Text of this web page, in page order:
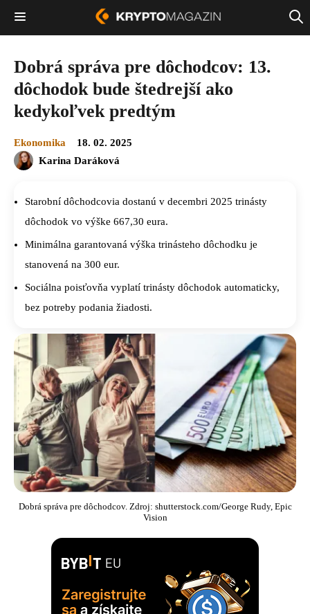
Dobrá správa pre dôchodcov: 13.
dôchodok bude štedrejší ako
kedykoľvek predtým
Ekonomika
18. 02. 2025
Karina Daráková
Starobní dôchodcovia dostanú v decembri 2025 trinásty
dôchodok vo výške 667,30 eura.
Minimálna garantovaná výška trinásteho dôchodku je
stanovená na 300 eur.
Sociálna poisťovňa vyplatí trinásty dôchodok automaticky,
bez potreby podania žiadosti.
Dobrá správa pre dôchodcov. Zdroj: shutterstock.com/George Rudy, Epic
Vision